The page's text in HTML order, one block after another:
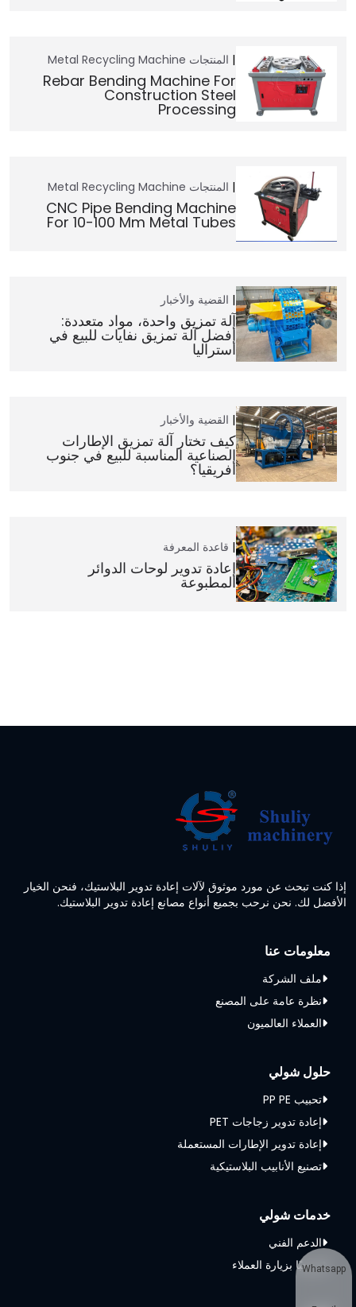
المنتجات Metal Recycling Machine
Rebar Bending Machine For
Construction Steel
Processing
المنتجات Metal Recycling Machine
CNC Pipe Bending Machine
For 10-100 Mm Metal Tubes
القضية والأخبار
آلة تمزيق واحدة، مواد متعددة:
أفضل آلة تمزيق نفايات للبيع في
أستراليا
القضية والأخبار
كيف تختار آلة تمزيق الإطارات
الصناعية المناسبة للبيع في جنوب
أفريقيا؟
قاعدة المعرفة
إعادة تدوير لوحات الدوائر
المطبوعة
إذا كنت تبحث عن مورد موثوق لآلات إعادة تدوير البلاستيك، فنحن الخيار
الأفضل لك. نحن نرحب بجميع أنواع مصانع إعادة تدوير البلاستيك.
معلومات عنا
ملف الشركة
نظرة عامة على المصنع
العملاء العالميون
حلول شولي
تحبيب PP PE
إعادة تدوير زجاجات PET
إعادة تدوير الإطارات المستعملة
تصنيع الأنابيب البلاستيكية
خدمات شولي
الدعم الفني
مرحبًا بزيارة العملاءWhatsapp